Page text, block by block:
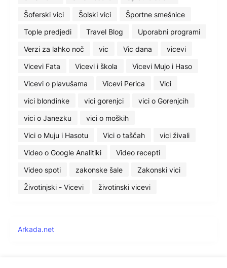
Šoferski vici
Šolski vici
Športne smešnice
Tople predjedi
Travel Blog
Uporabni programi
Verzi za lahko noč
vic Vic dana
vicevi
Vicevi Fata
Vicevi i škola
Vicevi Mujo i Haso
Vicevi o plavušama
Vicevi Perica
Vici
vici blondinke
vici gorenjci
vici o Gorenjcih
vici o Janezku
vici o moških
Vici o Muju i Hasotu
Vici o taščah
vici živali
Video o Google Analitiki
Video recepti
Video spoti
zakonske šale
Zakonski vici
Životinjski - Vicevi
životinski vicevi
Arkada.net